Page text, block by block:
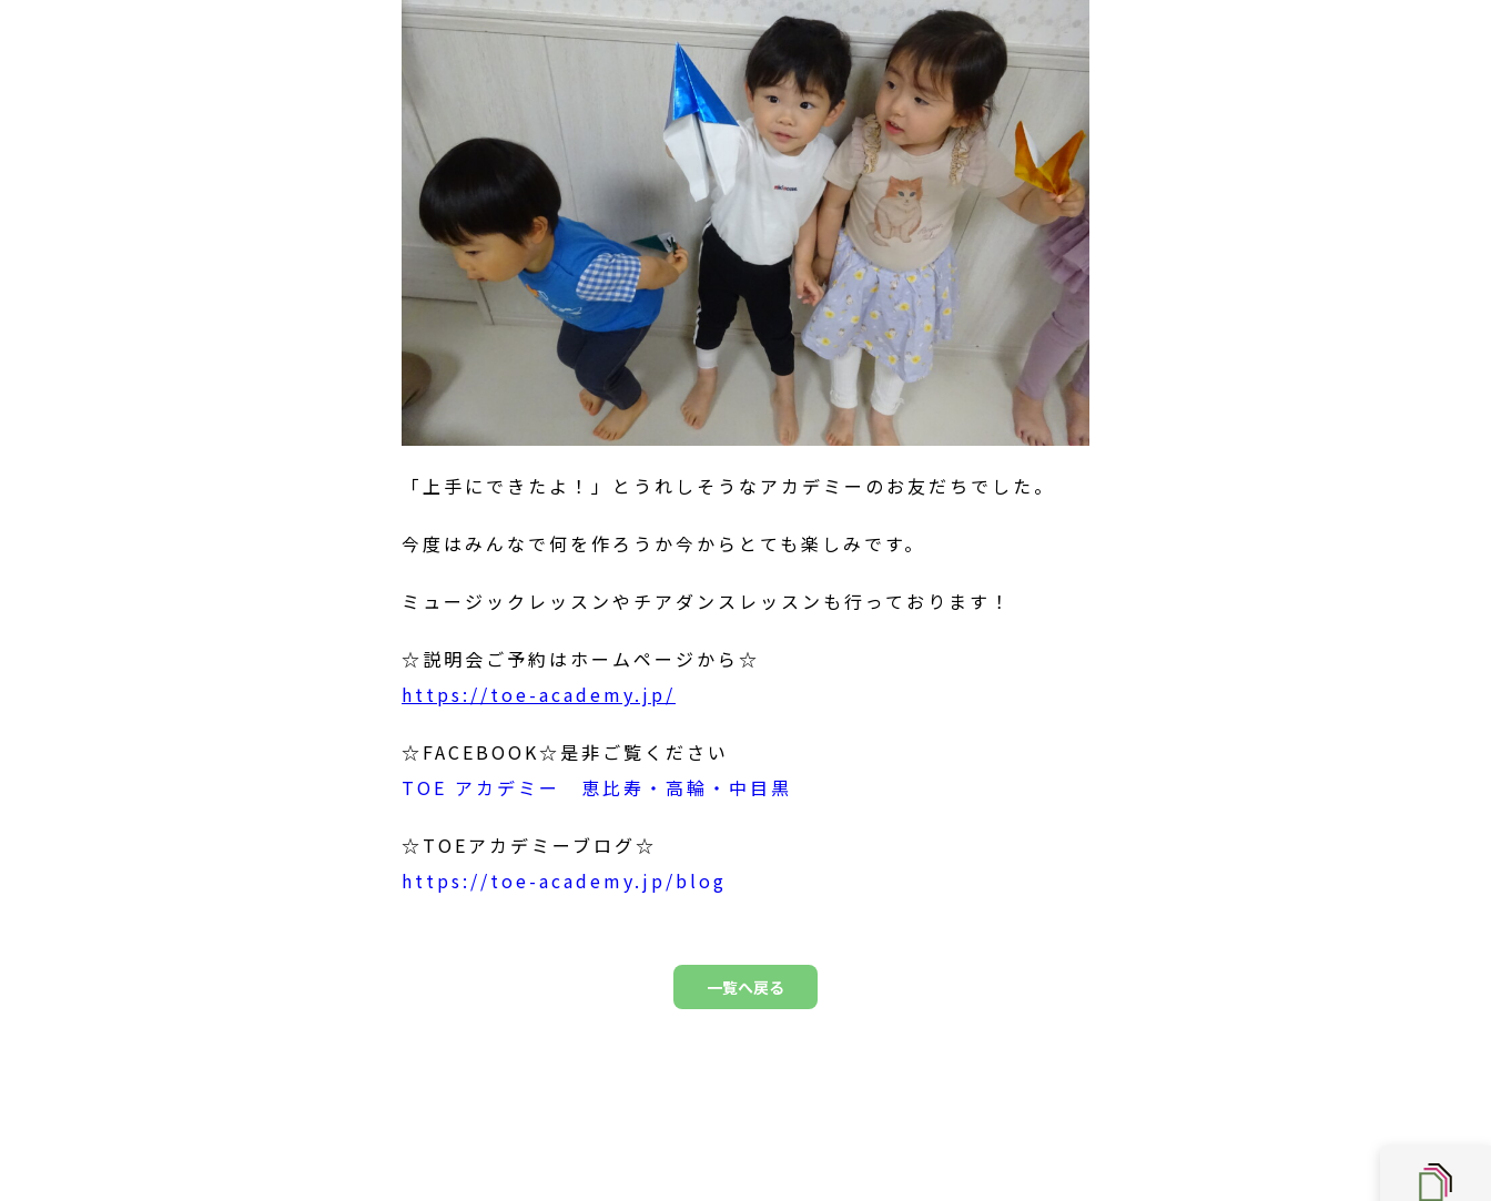
「上手にできたよ！」とうれしそうなアカデミーのお友だちでした。
今度はみんなで何を作ろうか今からとても楽しみです。
ミュージックレッスンやチアダンスレッスンも行っております！
☆説明会ご予約はホームページから☆
https://toe-academy.jp/
☆FACEBOOK☆是非ご覧ください
TOE アカデミー 恵比寿・高輪・中目黒
☆TOEアカデミーブログ☆
https://toe-academy.jp/blog
一覧へ戻る